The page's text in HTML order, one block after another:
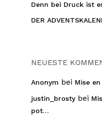
Denn bei Druck ist
DER
NEUESTE
Anonym bei Mise
justin_brostybei
pot…